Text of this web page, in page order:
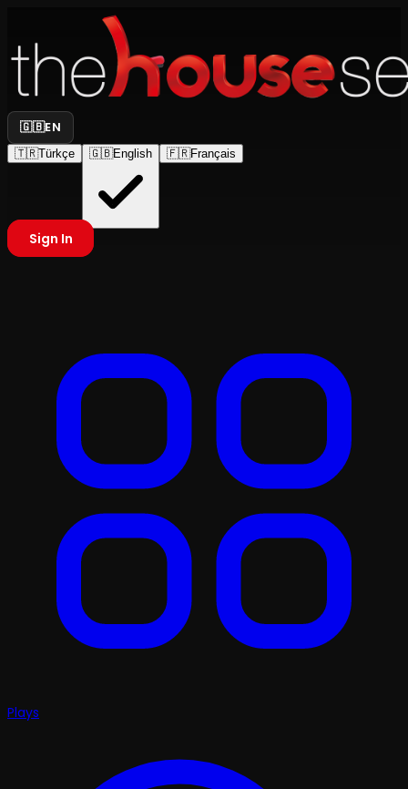
🇬🇧EN
🇹🇷Türkçe 🇬🇧English 🇫🇷Français
Sign In
Plays